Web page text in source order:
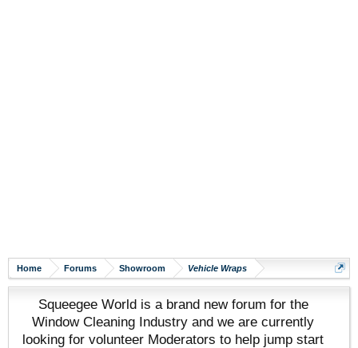
Home Forums Showroom Vehicle Wraps
Squeegee World is a brand new forum for the
Window Cleaning Industry and we are currently
looking for volunteer Moderators to help jump start